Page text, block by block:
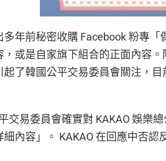
年前秘密收購 Facebook 粉專「
或是自家旗下組合的正面內容。
了韓國公平交易委員會關注，目
交易委員會確實對 KAKAO 娛樂
內容」。 KAKAO 在回應中否認